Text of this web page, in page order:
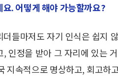
요. 어떻게 해야 가능할까요?
더들마저도 자기 인식은 쉽지
, 인정을 받아 그 자리에 있는
지속적으로 명상하고, 회고하